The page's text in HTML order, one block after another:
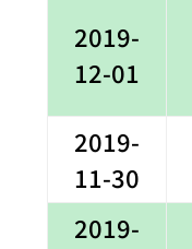
2019-
12-01
2019-
11-30
2019-